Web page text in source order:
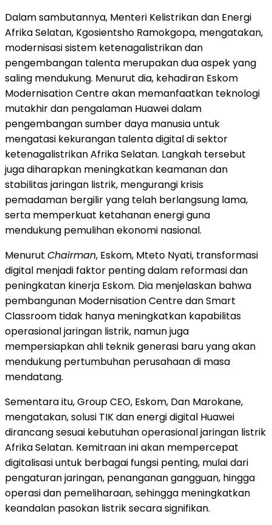
Dalam sambutannya, Menteri Kelistrikan dan Energi
Afrika Selatan, Kgosientsho Ramokgopa, mengatakan,
modernisasi sistem ketenagalistrikan dan
pengembangan talenta merupakan dua aspek yang
saling mendukung. Menurut dia, kehadiran Eskom
Modernisation Centre akan memanfaatkan teknologi
mutakhir dan pengalaman Huawei dalam
pengembangan sumber daya manusia untuk
mengatasi kekurangan talenta digital di sektor
ketenagalistrikan Afrika Selatan. Langkah tersebut
juga diharapkan meningkatkan keamanan dan
stabilitas jaringan listrik, mengurangi krisis
pemadaman bergilir yang telah berlangsung lama,
serta memperkuat ketahanan energi guna
mendukung pemulihan ekonomi nasional.
Menurut Chairman, Eskom, Mteto Nyati, transformasi
digital menjadi faktor penting dalam reformasi dan
peningkatan kinerja Eskom. Dia menjelaskan bahwa
pembangunan Modernisation Centre dan Smart
Classroom tidak hanya meningkatkan kapabilitas
operasional jaringan listrik, namun juga
mempersiapkan ahli teknik generasi baru yang akan
mendukung pertumbuhan perusahaan di masa
mendatang.
Sementara itu, Group CEO, Eskom, Dan Marokane,
mengatakan, solusi TIK dan energi digital Huawei
dirancang sesuai kebutuhan operasional jaringan listrik
Afrika Selatan. Kemitraan ini akan mempercepat
digitalisasi untuk berbagai fungsi penting, mulai dari
pengaturan jaringan, penanganan gangguan, hingga
operasi dan pemeliharaan, sehingga meningkatkan
keandalan pasokan listrik secara signifikan.